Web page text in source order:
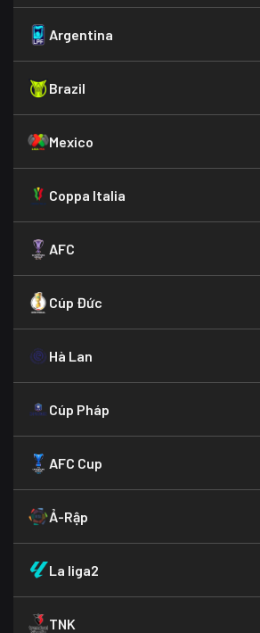
Argentina
Brazil
Mexico
Coppa Italia
AFC
Cúp Đức
Hà Lan
Cúp Pháp
AFC Cup
Ả-Rập
La liga2
TNK